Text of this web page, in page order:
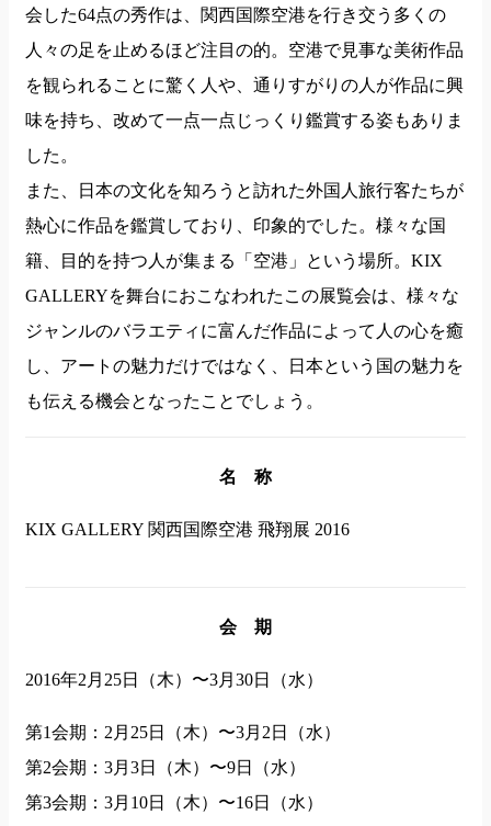
会した64点の秀作は、関西国際空港を行き交う多くの
人々の足を止めるほど注目の的。空港で見事な美術作品
を観られることに驚く人や、通りすがりの人が作品に興
味を持ち、改めて一点一点じっくり鑑賞する姿もありま
した。
また、日本の文化を知ろうと訪れた外国人旅行客たちが
熱心に作品を鑑賞しており、印象的でした。様々な国
籍、目的を持つ人が集まる「空港」という場所。KIX
GALLERYを舞台におこなわれたこの展覧会は、様々な
ジャンルのバラエティに富んだ作品によって人の心を癒
し、アートの魅力だけではなく、日本という国の魅力を
も伝える機会となったことでしょう。
名 称
KIX GALLERY 関西国際空港 飛翔展 2016
会 期
2016年2月25日（木）〜3月30日（水）
第1会期：2月25日（木）〜3月2日（水）
第2会期：3月3日（木）〜9日（水）
第3会期：3月10日（木）〜16日（水）